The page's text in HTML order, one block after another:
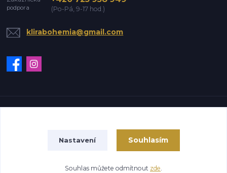
(Po-Pá, 9-17 hod.)
klirabohemia@gmail.com
Nastavení Souhlasím
Souhlas můžete odmítnout zde